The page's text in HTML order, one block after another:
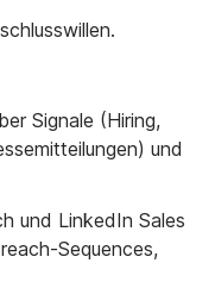
Signale (Hiring,
und
und LinkedIn Sales
Sequences,